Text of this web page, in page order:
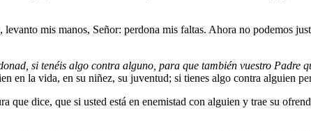
mis manos, Señor: perdona mis faltas. Ahora no podemos
si tenéis algo contra alguno, para que también vuestro Padre
en la vida, en su niñez, su juventud; si tienes algo contra alguien
que dice, que si usted está en enemistad con alguien y trae su